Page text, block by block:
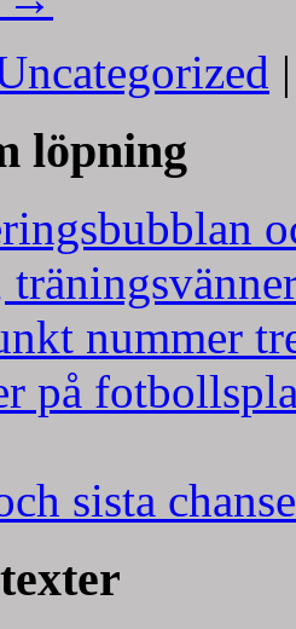
|
löpning
nummer
på
sista